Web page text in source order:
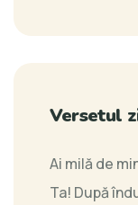
Versetul
Ai milă de
Ta! După